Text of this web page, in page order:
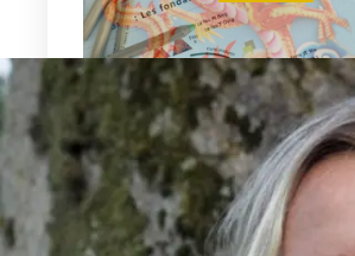
Astrologie Chinoise (Bazi)
Astrologie Occidentale
Parapsychologie